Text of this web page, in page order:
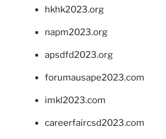
hkhk2023.org
napm2023.org
apsdfd2023.org
forumausape2023.com
imkl2023.com
careerfaircsd2023.com